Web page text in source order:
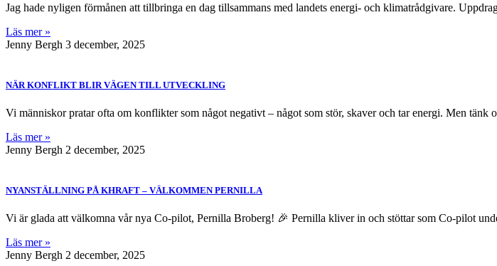
Jag hade nyligen förmånen att tillbringa en dag tillsammans med landets energi- och klimatrådgivare.
Läs mer »
Jenny Bergh 3 december, 2025
NÄR KONFLIKT BLIR VÄGEN TILL UTVECKLING
Vi människor pratar ofta om konflikter som något negativt – något som stör, skaver och tar energi. Men tänk
Läs mer »
Jenny Bergh 2 december, 2025
NYANSTÄLLNING PÅ KHRAFT – VÄLKOMMEN PERNILLA
Vi är glada att välkomna vår nya Co-pilot, Pernilla Broberg! 🎉 Pernilla kliver in och stöttar som Co-pilot
Läs mer »
Jenny Bergh 2 december, 2025